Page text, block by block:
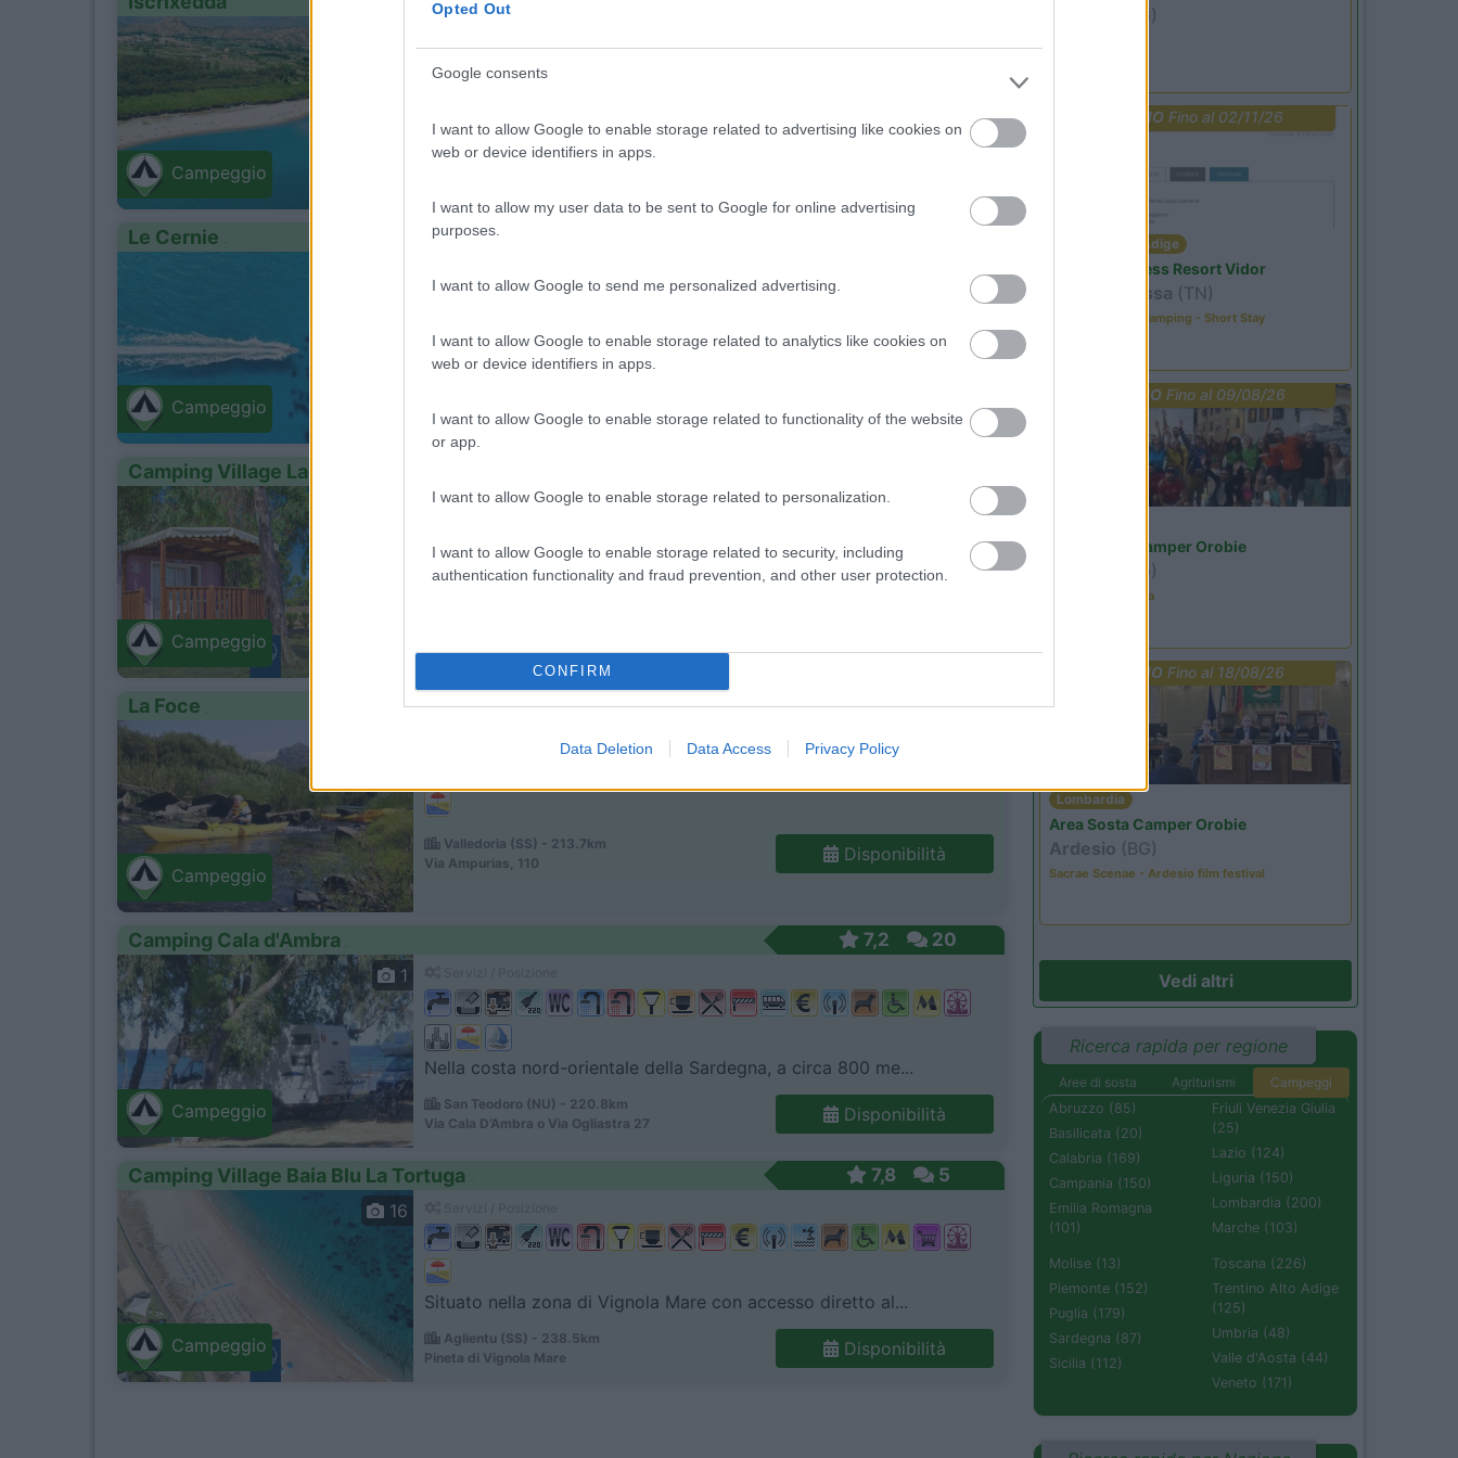
Opted Out
Google consents
I want to allow Google to enable storage related to advertising like cookies on
web or device identifiers in apps.
I want to allow my user data to be sent to Google for online advertising
purposes.
I want to allow Google to send me personalized advertising.
I want to allow Google to enable storage related to analytics like cookies on
web or device identifiers in apps.
I want to allow Google to enable storage related to functionality of the website
or app.
I want to allow Google to enable storage related to personalization.
I want to allow Google to enable storage related to security, including
authentication functionality and fraud prevention, and other user protection.
CONFIRM
Data Deletion Data Access Privacy Policy
Campeggio
Lotzorai (OG) - 149.9km
Loc. Lido delle Rose
Le Cernie
Campeggio
Lotzorai (NU) - 150.3km
Camping Village Laguna Blu
Campeggio
Servizi / Posizione
SS 127 bis km 41, Fraz. Fertilia
La Foce 4 2
Campeggio
Valledoria (SS) - 213.7km
Via Ampurias, 110
Disponibilità
Camping Cala d'Ambra 7,2 20
Campeggio
1
Nella costa nord-orientale della Sardegna, a circa 800 me...
San Teodoro (NU) - 220.8km
Via Cala D’Ambra o Via Ogliastra 27
Disponibilità
Camping Village Baia Blu La Tortuga 7,8 5
Campeggio
16
Situato nella zona di Vignola Mare con accesso diretto al...
Aglientu (SS) - 238.5km
Pineta di Vignola Mare
Disponibilità
(BG)
PROMO Fino al 02/11/26
Trentino Alto Adige
Family Wellness Resort Vidor
Pozza di Fassa (TN)
Happy & Active Camping - Short Stay
PROMO Fino al 09/08/26
Area Sosta Camper Orobie
(BG)
Ardesio in scatola
PROMO Fino al 18/08/26
Lombardia
Area Sosta Camper Orobie
Ardesio (BG)
Sacrae Scenae - Ardesio film festival
Vedi altri
Ricerca rapida per regione
Aree di sosta Agriturismi
Campeggi
Abruzzo (85)
Basilicata (20)
Calabria (169)
Campania (150)
Emilia Romagna
(101)
Friuli Venezia Giulia
(25)
Lazio (124)
Liguria (150)
Lombardia (200)
Marche (103)
Molise (13)
Piemonte (152)
Puglia (179)
Sardegna (87)
Sicilia (112)
Toscana (226)
Trentino Alto Adige
(125)
Umbria (48)
Valle d'Aosta (44)
Veneto (171)